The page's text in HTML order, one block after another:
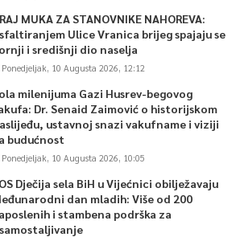
MUKA ZA STANOVNIKE NAHOREVA:
Ulice Vranica brijeg spajaju se
i središnji dio naselja
Ponedjeljak, 10 Augusta 2026, 12:12
milenijuma Gazi Husrev-begovog
Dr. Senaid Zaimović o historijskom
ustavnoj snazi vakufname i viziji
budućnost
Ponedjeljak, 10 Augusta 2026, 10:05
Dječija sela BiH u Vijećnici obilježavaju
dan mladih: Više od 200
i stambena podrška za